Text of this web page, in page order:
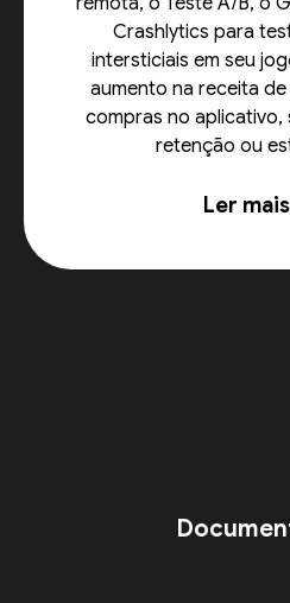
Crashlytics para
intersticiais em seu
aumento na receita
compras no aplicativo,
retenção ou
Ler mais